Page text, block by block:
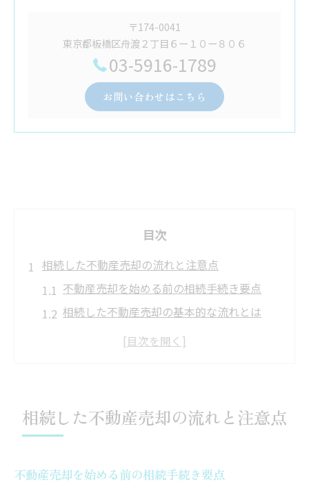
〒174-0041
東京都板橋区舟渡２丁目６ー１０ー８０６
03-5916-1789
お問い合わせはこちら
目次
相続した不動産売却の流れと注意点
不動産売却を始める前の相続手続き要点
相続した不動産売却の基本的な流れとは
名義変更や登記手続きの注意点を徹底解説
基礎
ド
相続した不動産売却の流れと注意点
不動産売却を始める前の相続手続き要点